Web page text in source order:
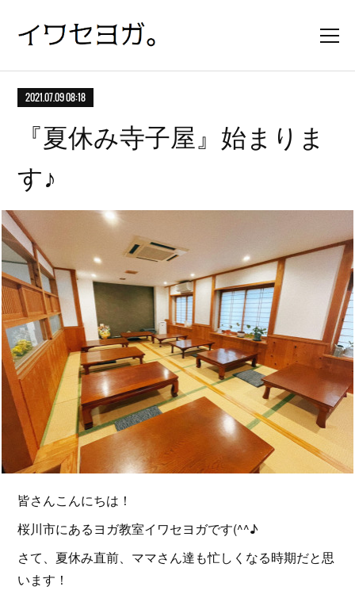
2021.07.09 08:18
『夏休み寺子屋』始まりま
す♪
皆さんこんにちは！
桜川市にあるヨガ教室イワセヨガです(^^♪
さて、夏休み直前、ママさん達も忙しくなる時期だと思
います！